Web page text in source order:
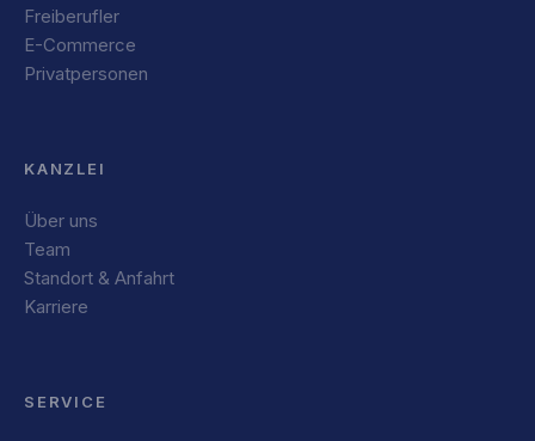
Freiberufler
E-Commerce
Privatpersonen
KANZLEI
Über uns
Team
Standort & Anfahrt
Karriere
SERVICE